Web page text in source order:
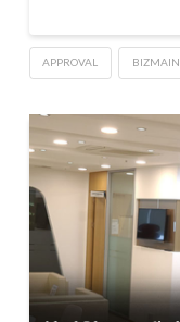
APPROVAL BIZMAIN